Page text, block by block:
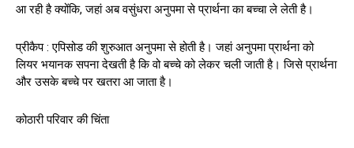
आ रही है क्योंकि, जहां अब वसुंधरा अनुपमा से प्रार्थना का बच्चा ले लेती है।
प्रीकैप : एपिसोड की शुरुआत अनुपमा से होती है। जहां अनुपमा प्रार्थना को
लियर भयानक सपना देखती है कि वो बच्चे को लेकर चली जाती है। जिसे प्रार्थना
और उसके बच्चे पर खतरा आ जाता है।
कोठारी परिवार की चिंता